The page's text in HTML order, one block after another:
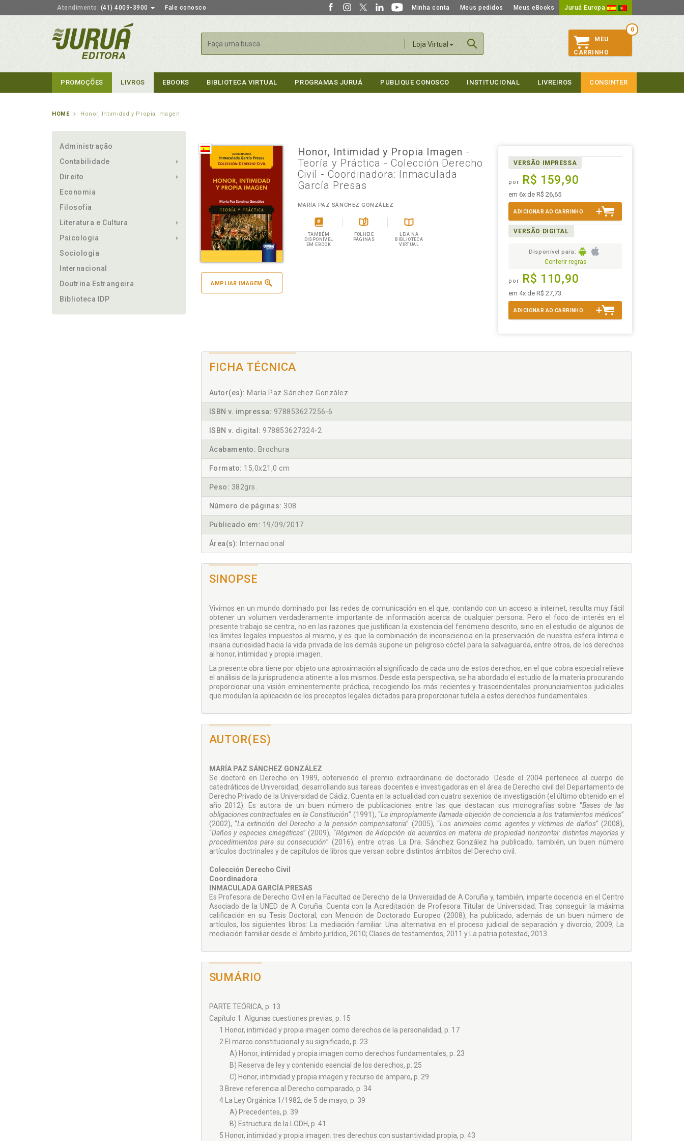
Atendimento: (41) 4009-3900 Fale conosco Minha conta Meus pedidos Meus eBooks Juruá Europa
Loja Virtual
Buscar
0
MEU
CARRINHO
PROMOÇÕES LIVROS EBOOKS BIBLIOTECA VIRTUAL PROGRAMAS JURUÁ PUBLIQUE CONOSCO INSTITUCIONAL LIVREIROS CONSINTER
HOME Honor, Intimidad y Propia Imagen
Administração
Contabilidade
Direito
Economia
Filosofia
Literatura e Cultura
Psicologia
Sociologia
Internacional
Doutrina Estrangeira
Biblioteca IDP
AMPLIAR IMAGEM
Honor, Intimidad y Propia Imagen -
Teoría y Práctica - Colección Derecho
Civil - Coordinadora: Inmaculada
García Presas
MARÍA PAZ SÁNCHEZ GONZÁLEZ
TAMBÉM
DISPONÍVEL
EM EBOOK
FOLHEIE
PÁGINAS
LEIA NA
BIBLIOTECA
VIRTUAL
VERSÃO IMPRESSA
por R$ 159,90
em 6x de R$ 26,65
ADICIONAR AO CARRINHO
VERSÃO DIGITAL
Disponível para:
Conferir regras
por R$ 110,90
em 4x de R$ 27,73
ADICIONAR AO CARRINHO
FICHA TÉCNICA
Autor(es): María Paz Sánchez González
ISBN v. impressa: 978853627256-6
ISBN v. digital: 978853627324-2
Acabamento: Brochura
Formato: 15,0x21,0 cm
Peso: 382grs.
Número de páginas: 308
Publicado em: 19/09/2017
Área(s): Internacional
SINOPSE
Vivimos en un mundo dominado por las redes de comunicación en el que, contando con un acceso a internet, resulta muy fácil
obtener un volumen verdaderamente importante de información acerca de cualquier persona. Pero el foco de interés en el
presente trabajo se centra, no en las razones que justifican la existencia del fenómeno descrito, sino en el estudio de algunos de
los límites legales impuestos al mismo, y es que la combinación de inconsciencia en la preservación de nuestra esfera íntima e
insana curiosidad hacia la vida privada de los demás supone un peligroso cóctel para la salvaguarda, entre otros, de los derechos
al honor, intimidad y propia imagen.
La presente obra tiene por objeto una aproximación al significado de cada uno de estos derechos, en el que cobra especial relieve
el análisis de la jurisprudencia atinente a los mismos. Desde esta perspectiva, se ha abordado el estudio de la materia procurando
proporcionar una visión eminentemente práctica, recogiendo los más recientes y trascendentales pronunciamientos judiciales
que modulan la aplicación de los preceptos legales dictados para proporcionar tutela a estos derechos fundamentales.
AUTOR(ES)
MARÍA PAZ SÁNCHEZ GONZÁLEZ
Se doctoró en Derecho en 1989, obteniendo el premio extraordinario de doctorado. Desde el 2004 pertenece al cuerpo de
catedráticos de Universidad, desarrollando sus tareas docentes e investigadoras en el área de Derecho civil del Departamento de
Derecho Privado de la Universidad de Cádiz. Cuenta en la actualidad con cuatro sexenios de investigación (el último obtenido en el
año 2012). Es autora de un buen número de publicaciones entre las que destacan sus monografías sobre “Bases de las
obligaciones contractuales en la Constitución” (1991), “La impropiamente llamada objeción de conciencia a los tratamientos médicos”
(2002), “La extinción del Derecho a la pensión compensatoria” (2005), “Los animales como agentes y víctimas de daños” (2008),
“Daños y especies cinegéticas” (2009), “Régimen de Adopción de acuerdos en materia de propiedad horizontal: distintas mayorías y
procedimientos para su consecución” (2016), entre otras. La Dra. Sánchez González ha publicado, también, un buen número
artículos doctrinales y de capítulos de libros que versan sobre distintos ámbitos del Derecho civil.
Colección Derecho Civil
Coordinadora
INMACULADA GARCÍA PRESAS
Es Profesora de Derecho Civil en la Facultad de Derecho de la Universidad de A Coruña y, también, imparte docencia en el Centro
Asociado de la UNED de A Coruña. Cuenta con la Acreditación de Profesora Titular de Universidad. Tras conseguir la máxima
calificación en su Tesis Doctoral, con Mención de Doctorado Europeo (2008), ha publicado, además de un buen número de
artículos, los siguientes libros: La mediación familiar. Una alternativa en el proceso judicial de separación y divorcio, 2009; La
mediación familiar desde el ámbito jurídico, 2010; Clases de testamentos, 2011 y La patria potestad, 2013.
SUMÁRIO
PARTE TEÓRICA, p. 13
Capítulo 1: Algunas cuestiones previas, p. 15
1 Honor, intimidad y propia imagen como derechos de la personalidad, p. 17
2 El marco constitucional y su significado, p. 23
A) Honor, intimidad y propia imagen como derechos fundamentales, p. 23
B) Reserva de ley y contenido esencial de los derechos, p. 25
C) Honor, intimidad y propia imagen y recurso de amparo, p. 29
3 Breve referencia al Derecho comparado, p. 34
4 La Ley Orgánica 1/1982, de 5 de mayo, p. 39
A) Precedentes, p. 39
B) Estructura de la LODH, p. 41
5 Honor, intimidad y propia imagen: tres derechos con sustantividad propia, p. 43